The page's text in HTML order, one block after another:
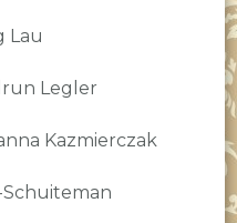
Lau
Legler
Kazmierczak